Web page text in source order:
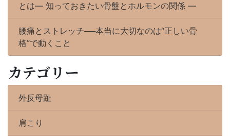
とは― 知っておきたい骨盤とホルモンの関係 ―
腰痛とストレッチ──本当に大切なのは“正しい骨
格”で動くこと
カテゴリー
外反母趾
肩こり